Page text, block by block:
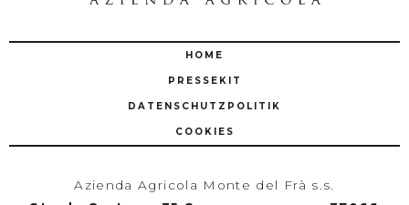
HOME
PRESSEKIT
DATENSCHUTZPOLITIK
COOKIES
Azienda Agricola Monte del Frà s.s.